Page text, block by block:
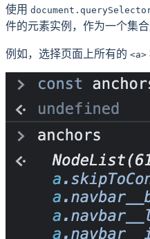
使用
件的元素实例，作为一个集合
例如，选择页面上所有的 <a>